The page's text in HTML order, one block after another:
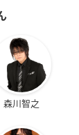
森川智之